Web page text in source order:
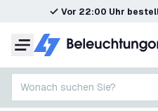
Vor 22:00 Uhr
Menü
Wonach suchen Sie?